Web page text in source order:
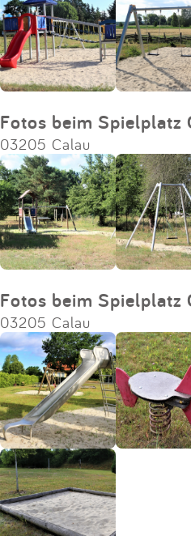
Fotos beim Spielplatz
03205 Calau
Fotos beim Spielplatz
03205 Calau